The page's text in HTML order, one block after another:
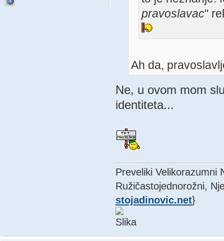
pravoslavac"
Ah da,
Ne, u ovom mom
identiteta...
Preveliki Velikorazumni
Ružičastojednorožni,
stojadinovic.net}